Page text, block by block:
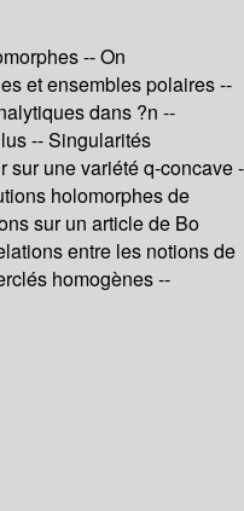
-- On
et ensembles polaires --
dans ?n --
-- Singularités
sur une variété q-concave -
holomorphes de
sur un article de Bo
entre les notions de
homogènes --